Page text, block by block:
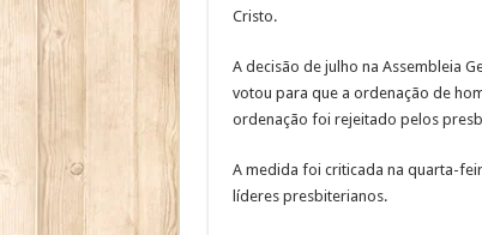
Cristo.
A decisão de julho na Assembleia
votou para que a ordenação de
ordenação foi rejeitado pelos
A medida foi criticada na quarta-
líderes presbiterianos.